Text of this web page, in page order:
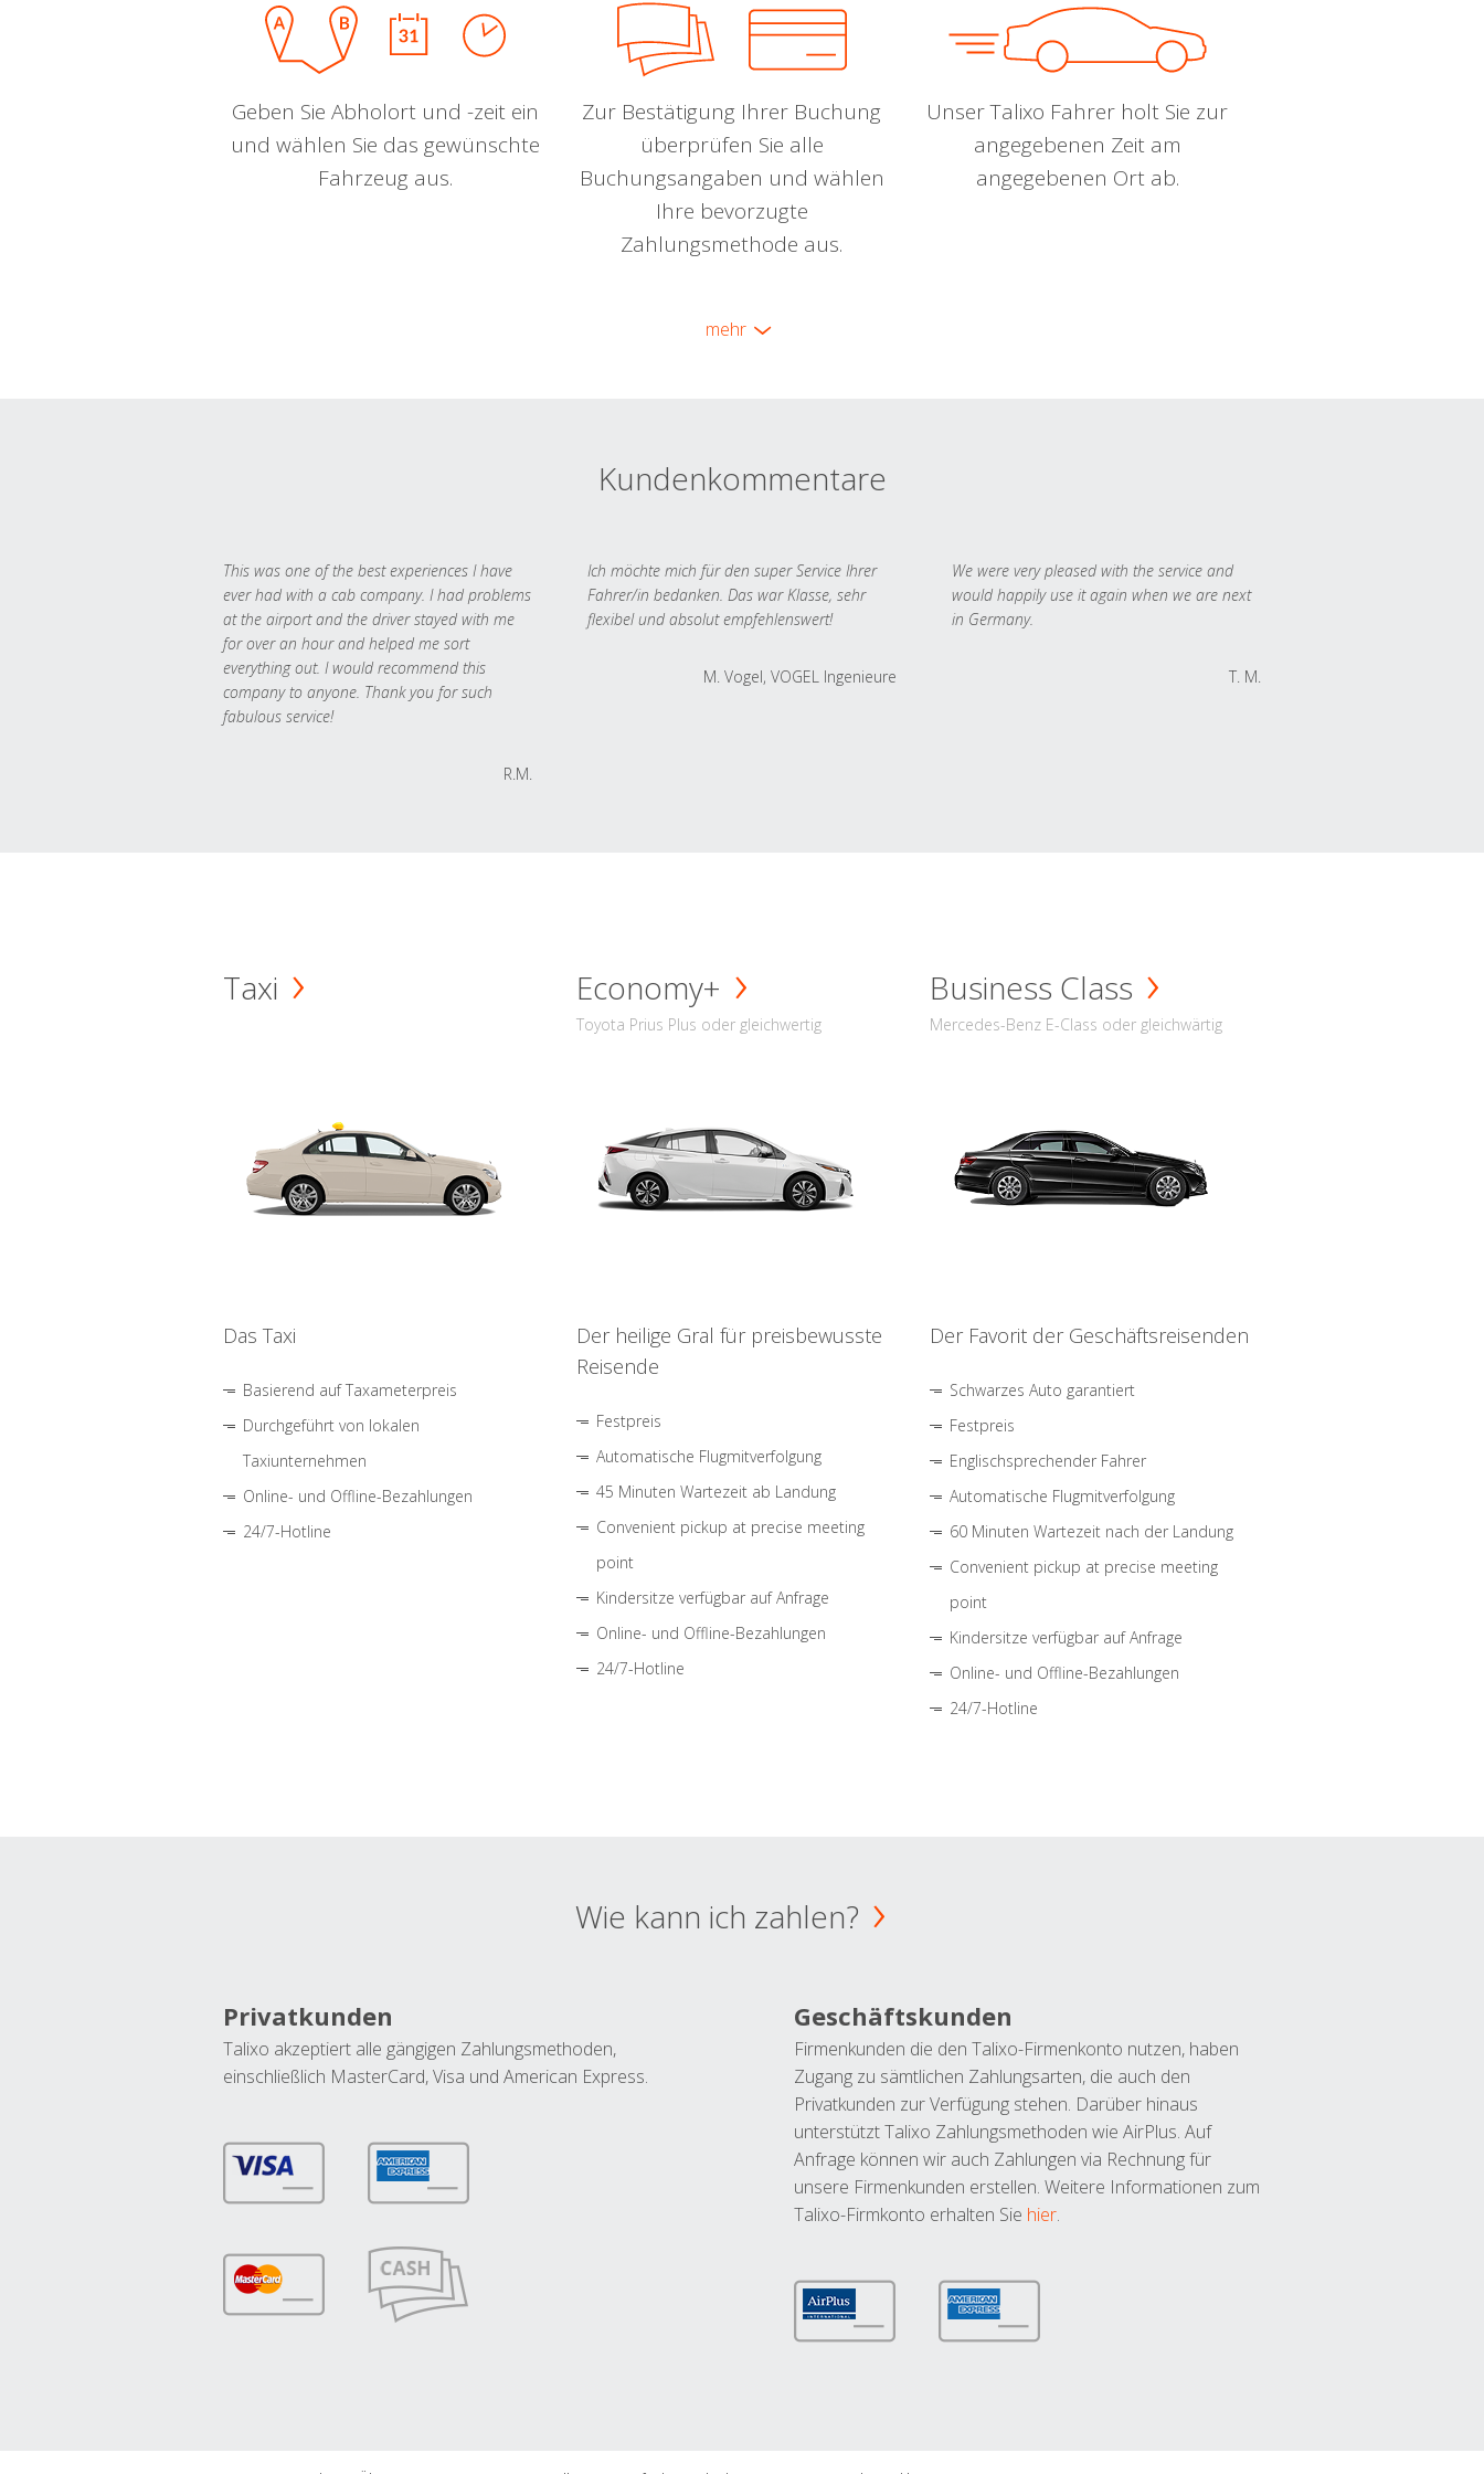
Geben Sie Abholort und -zeit ein
und wählen Sie das gewünschte
Fahrzeug aus.
Zur Bestätigung Ihrer Buchung
überprüfen Sie alle
Buchungsangaben und wählen
Ihre bevorzugte
Zahlungsmethode aus.
Unser Talixo Fahrer holt Sie zur
angegebenen Zeit am
angegebenen Ort ab.
mehr
Kundenkommentare
This was one of the best experiences I have
ever had with a cab company. I had problems
at the airport and the driver stayed with me
for over an hour and helped me sort
everything out. I would recommend this
company to anyone. Thank you for such
fabulous service!
R.M.
Ich möchte mich für den super Service Ihrer
Fahrer/in bedanken. Das war Klasse, sehr
flexibel und absolut empfehlenswert!
M. Vogel, VOGEL Ingenieure
We were very pleased with the service and
would happily use it again when we are next
in Germany.
T. M.
Taxi
Das Taxi
Basierend auf Taxameterpreis
Durchgeführt von lokalen
Taxiunternehmen
Online- und Offline-Bezahlungen
24/7-Hotline
Economy+
Toyota Prius Plus oder gleichwertig
Der heilige Gral für preisbewusste
Reisende
Festpreis
Automatische Flugmitverfolgung
45 Minuten Wartezeit ab Landung
Convenient pickup at precise meeting
point
Kindersitze verfügbar auf Anfrage
Online- und Offline-Bezahlungen
24/7-Hotline
Business Class
Mercedes-Benz E-Class oder gleichwärtig
Der Favorit der Geschäftsreisenden
Schwarzes Auto garantiert
Festpreis
Englischsprechender Fahrer
Automatische Flugmitverfolgung
60 Minuten Wartezeit nach der Landung
Convenient pickup at precise meeting
point
Kindersitze verfügbar auf Anfrage
Online- und Offline-Bezahlungen
24/7-Hotline
Wie kann ich zahlen?
Privatkunden
Talixo akzeptiert alle gängigen Zahlungsmethoden,
einschließlich MasterCard, Visa und American Express.
Geschäftskunden
Firmenkunden die den Talixo-Firmenkonto nutzen, haben
Zugang zu sämtlichen Zahlungsarten, die auch den
Privatkunden zur Verfügung stehen. Darüber hinaus
unterstützt Talixo Zahlungsmethoden wie AirPlus. Auf
Anfrage können wir auch Zahlungen via Rechnung für
unsere Firmenkunden erstellen. Weitere Informationen zum
Talixo-Firmkonto erhalten Sie hier.